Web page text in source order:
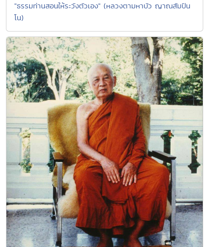
"ธรรมท่านสอนให้ระวังตัวเอง" (หลวงตามหาบัว ญาณสัมปัน
โน)